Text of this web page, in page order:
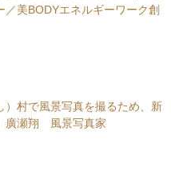
／美BODYエネルギーワーク創
）村で風景写真を撮るため、新
廣瀬翔 風景写真家